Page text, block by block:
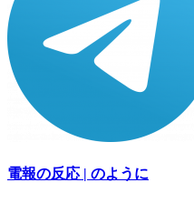
電報の反応 | のように